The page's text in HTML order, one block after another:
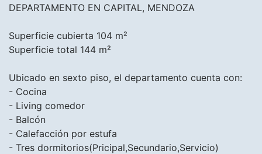
DEPARTAMENTO EN CAPITAL, MENDOZA
Superficie cubierta 104 m²
Superficie total 144 m²
Ubicado en sexto piso, el departamento cuenta con:
- Cocina
- Living comedor
- Balcón
- Calefacción por estufa
- Tres dormitorios(Pricipal,Secundario,Servicio)